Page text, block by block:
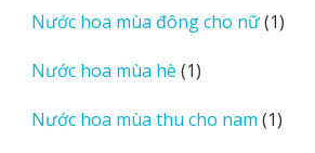
phẩm
Nước hoa mùa đông cho nữ 11
Nước hoa mùa hè 11
phẩm
Nước hoa mùa thu cho nam 11